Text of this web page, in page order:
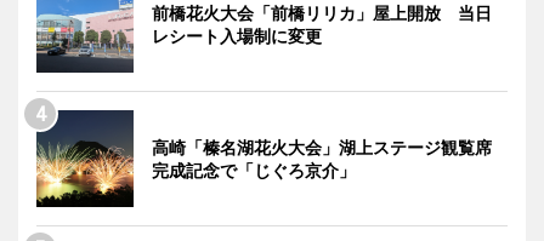
前橋花火大会「前橋リリカ」屋上開放 当日
レシート入場制に変更
高崎「榛名湖花火大会」湖上ステージ観覧席
完成記念で「じぐろ京介」